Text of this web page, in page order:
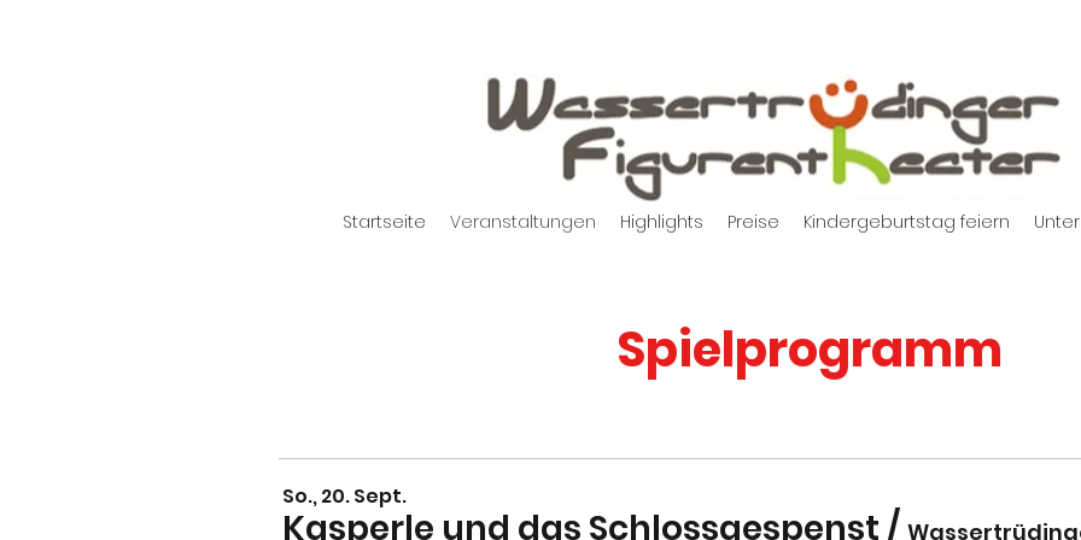
Startseite Veranstaltungen Highlights Preise Kindergeburtstag feiern
Spielprogramm
So., 20. Sept.
Kasperle und das Schlossgespenst /